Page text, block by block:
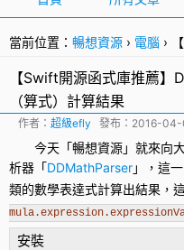
當前位置： 暢想資源 › 電腦 ›
【Swift開源函式庫推薦
（算式）計算結果
作者： 超級efly 發布： 2016-04-
今天「暢想資源」就來向
析器「DDMathParser」，這一
類的數學表達式計算出結果，
安裝